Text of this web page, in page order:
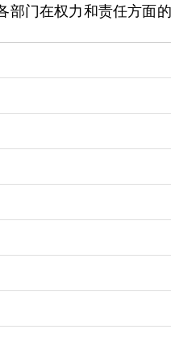
门在权力和责任方面的